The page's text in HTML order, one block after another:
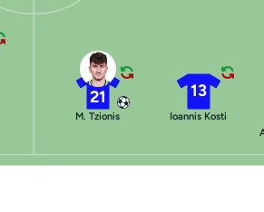
13
Ioannis Kosti
21
M. Tzionis